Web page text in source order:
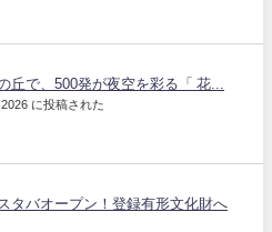
丘で、500発が夜空を彩る「 花...
に投稿された
タバオープン！登録有形文化財へ